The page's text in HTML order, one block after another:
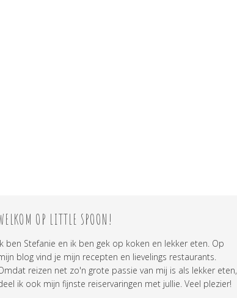
OP LITTLE SPOON!
ben Stefanie en ik ben gek op koken en lekker eten. Op
blog vind je mijn recepten en lievelings restaurants.
reizen net zo'n grote passie van mij is als lekker eten,
ik ook mijn fijnste reiservaringen met jullie. Veel plezier!